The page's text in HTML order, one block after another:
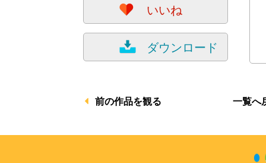
いいね
ダウンロード
前の作品を観る 一覧へ